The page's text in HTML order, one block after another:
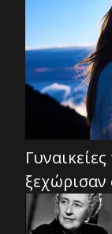
ξεχώρισαν